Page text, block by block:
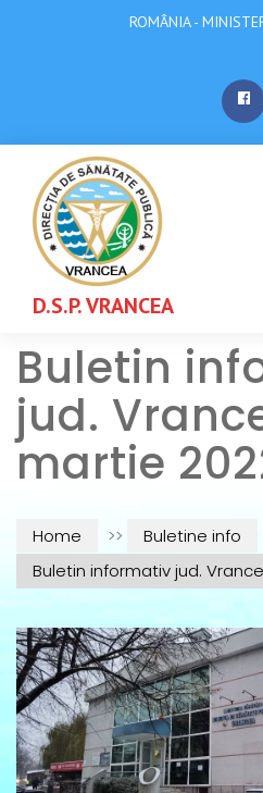
ROMÂNIA -
D.S.P. VRANCEA
Buletin
jud.
martie
Home >> Buletine info
Buletin informativ jud.